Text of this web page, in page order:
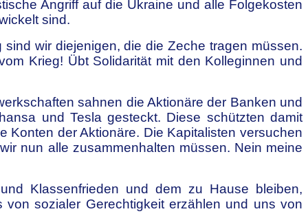
Angriff auf die Ukraine und alle Folgekosten
sind.
wir diejenigen, die die Zeche tragen müssen.
Krieg! Übt Solidarität mit den Kolleginnen und
sahnen die Aktionäre der Banken und
und Tesla gesteckt. Diese schützten damit
Konten der Aktionäre. Die Kapitalisten versuchen
nun alle zusammenhalten müssen. Nein meine
Klassenfrieden und dem zu Hause bleiben,
sozialer Gerechtigkeit erzählen und uns von